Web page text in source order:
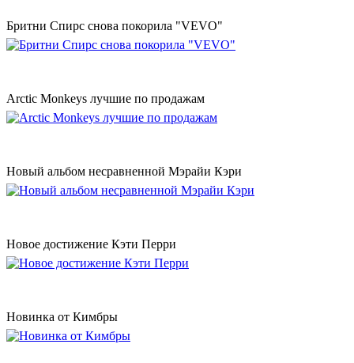
Бритни Спирс снова покорила "VEVO"
Аrctic Monkeys лучшие по продажам
Новый альбом несравненной Мэрайи Кэри
Новое достижение Кэти Перри
Новинка от Кимбры